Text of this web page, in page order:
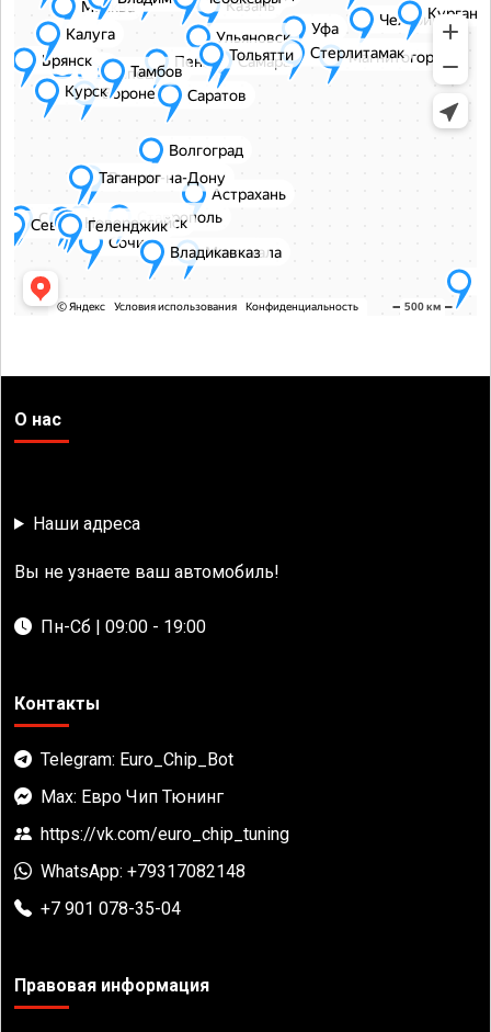
О нас
Наши адреса
Вы не узнаете ваш автомобиль!
Пн-Сб | 09:00 - 19:00
Контакты
Telegram: Euro_Chip_Bot
Max: Евро Чип Тюнинг
https://vk.com/euro_chip_tuning
WhatsApp: +79317082148
+7 901 078-35-04
Правовая информация